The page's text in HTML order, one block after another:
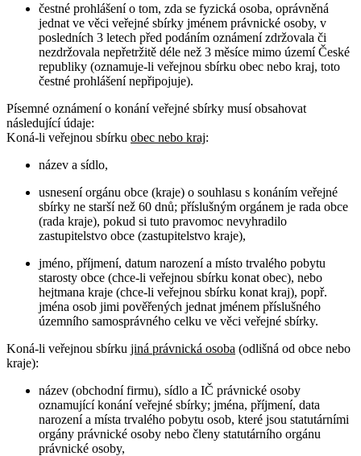
čestné prohlášení o tom, zda se fyzická osoba, oprávněná
jednat ve věci veřejné sbírky jménem právnické osoby, v
posledních 3 letech před podáním oznámení zdržovala či
nezdržovala nepřetržitě déle než 3 měsíce mimo území České
republiky (oznamuje-li veřejnou sbírku obec nebo kraj, toto
čestné prohlášení nepřipojuje).
Písemné oznámení o konání veřejné sbírky musí obsahovat
následující údaje:
Koná-li veřejnou sbírku obec nebo kraj:
název a sídlo,
usnesení orgánu obce (kraje) o souhlasu s konáním veřejné
sbírky ne starší než 60 dnů; příslušným orgánem je rada obce
(rada kraje), pokud si tuto pravomoc nevyhradilo
zastupitelstvo obce (zastupitelstvo kraje),
jméno, příjmení, datum narození a místo trvalého pobytu
starosty obce (chce-li veřejnou sbírku konat obec), nebo
hejtmana kraje (chce-li veřejnou sbírku konat kraj), popř.
jména osob jimi pověřených jednat jménem příslušného
územního samosprávného celku ve věci veřejné sbírky.
Koná-li veřejnou sbírku jiná právnická osoba (odlišná od obce nebo
kraje):
název (obchodní firmu), sídlo a IČ právnické osoby
oznamující konání veřejné sbírky; jména, příjmení, data
narození a místa trvalého pobytu osob, které jsou statutárními
orgány právnické osoby nebo členy statutárního orgánu
právnické osoby,